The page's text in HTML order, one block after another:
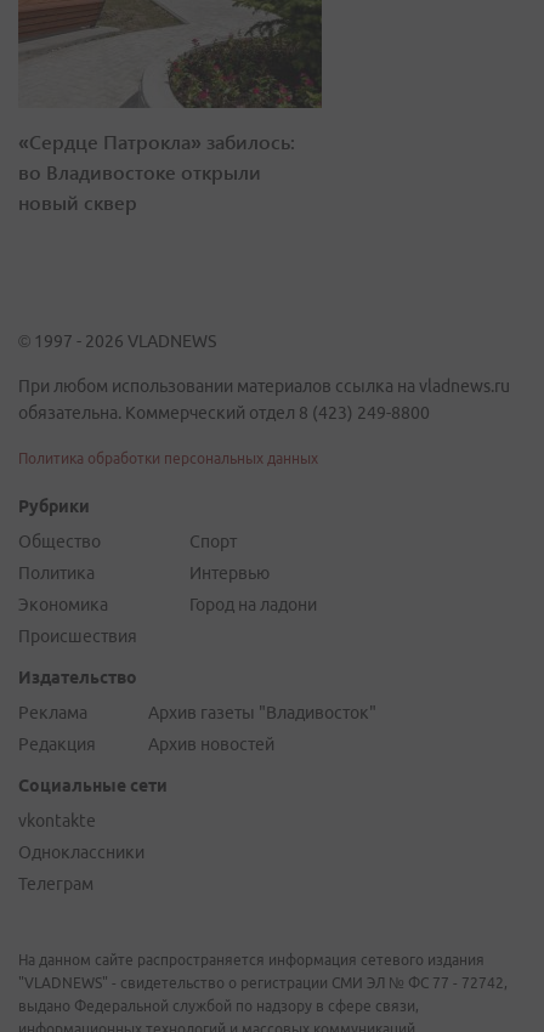
«Сердце Патрокла» забилось:
во Владивостоке открыли
новый сквер
© 1997 - 2026 VLADNEWS
При любом использовании материалов ссылка на vladnews.ru
обязательна. Коммерческий отдел 8 (423) 249-8800
Политика обработки персональных данных
Рубрики
Общество
Политика
Экономика
Происшествия
Спорт
Интервью
Город на ладони
Издательство
Реклама
Редакция
Архив газеты "Владивосток"
Архив новостей
Социальные сети
vkontakte
Одноклассники
Телеграм
На данном сайте распространяется информация сетевого издания
"VLADNEWS" - свидетельство о регистрации СМИ ЭЛ № ФС 77 - 72742,
выдано Федеральной службой по надзору в сфере связи,